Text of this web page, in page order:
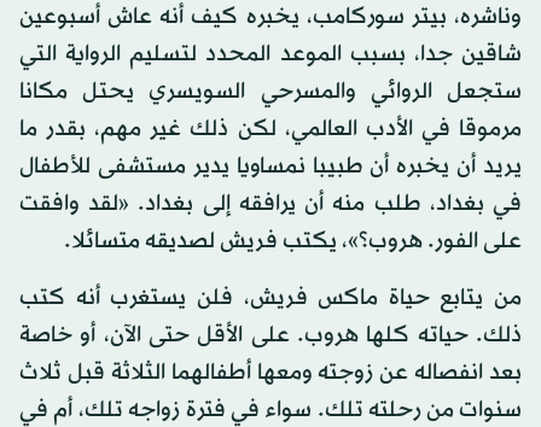
وناشره، بيتر سوركامب، يخبره كيف أنه عاش أسبوعين
شاقين جدا، بسبب الموعد المحدد لتسليم الرواية التي
ستجعل الروائي والمسرحي السويسري يحتل مكانا
مرموقا في الأدب العالمي، لكن ذلك غير مهم، بقدر ما
يريد أن يخبره أن طبيبا نمساويا يدير مستشفى للأطفال
في بغداد، طلب منه أن يرافقه إلى بغداد. «لقد وافقت
على الفور. هروب؟»، يكتب فريش لصديقه متسائلا.
من يتابع حياة ماكس فريش، فلن يستغرب أنه كتب
ذلك. حياته كلها هروب. على الأقل حتى الآن، أو خاصة
بعد انفصاله عن زوجته ومعها أطفالهما الثلاثة قبل ثلاث
سنوات من رحلته تلك. سواء في فترة زواجه تلك، أم في